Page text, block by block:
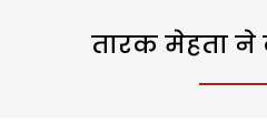
तारक मेहता